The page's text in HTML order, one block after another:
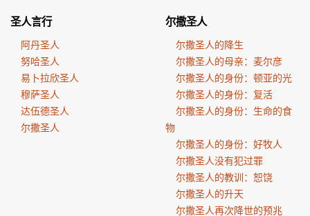
圣人言行
阿丹圣人
努哈圣人
易卜拉欣圣人
穆萨圣人
达伍德圣人
尔撒圣人
尔撒圣人
尔撒圣人的降生
尔撒圣人的母亲：麦尔彦
尔撒圣人的身份：顿亚的光
尔撒圣人的身份：复活
尔撒圣人的身份：生命的食
物
尔撒圣人的身份：好牧人
尔撒圣人没有犯过罪
尔撒圣人的教训：恕饶
尔撒圣人的升天
尔撒圣人再次降世的预兆